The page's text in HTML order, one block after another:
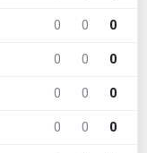
0 0 0
0 0 0
0 0 0
0 0 0